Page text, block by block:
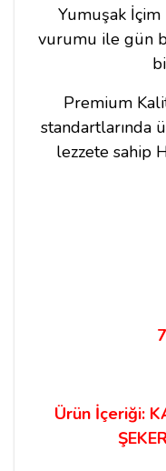
Yumuşak
vurumu ile gün
Premium
standartlarında
lezzete sahip
Ürün İçeriği: